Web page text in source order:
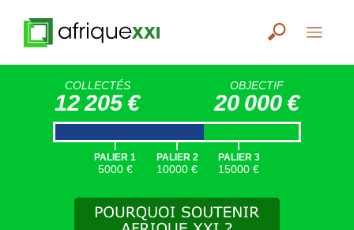
COLLECTÉS
12 205 €
OBJECTIF
20 000 €
|
PALIER 1
5000 €
|
PALIER 2
10000 €
|
PALIER 3
15000 €